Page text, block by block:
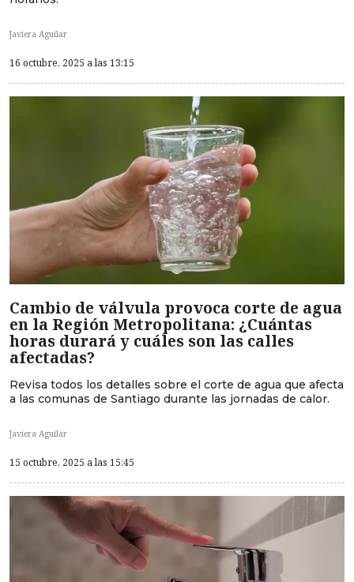
Javiera Aguilar
16 octubre, 2025 a las 13:15
Cambio de válvula provoca corte de agua
en la Región Metropolitana: ¿Cuántas
horas durará y cuáles son las calles
afectadas?
Revisa todos los detalles sobre el corte de agua que afecta
a las comunas de Santiago durante las jornadas de calor.
Javiera Aguilar
15 octubre, 2025 a las 15:45